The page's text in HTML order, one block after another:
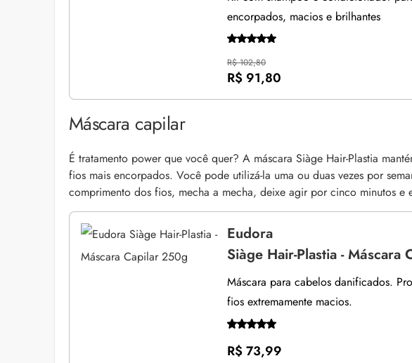
encorpados, macios e brilhantes
R$ 102,80
R$ 91,80
Máscara capilar
É tratamento power que você quer? A máscara Siàge Hair-Plastia
fios mais encorpados. Você pode utilizá-la uma ou duas vezes por
comprimento dos fios, mecha a mecha, deixe agir por cinco minutos e
Eudora
Siàge Hair-Plastia - Máscara
Máscara para cabelos danificados.
fios extremamente macios.
R$ 73,99